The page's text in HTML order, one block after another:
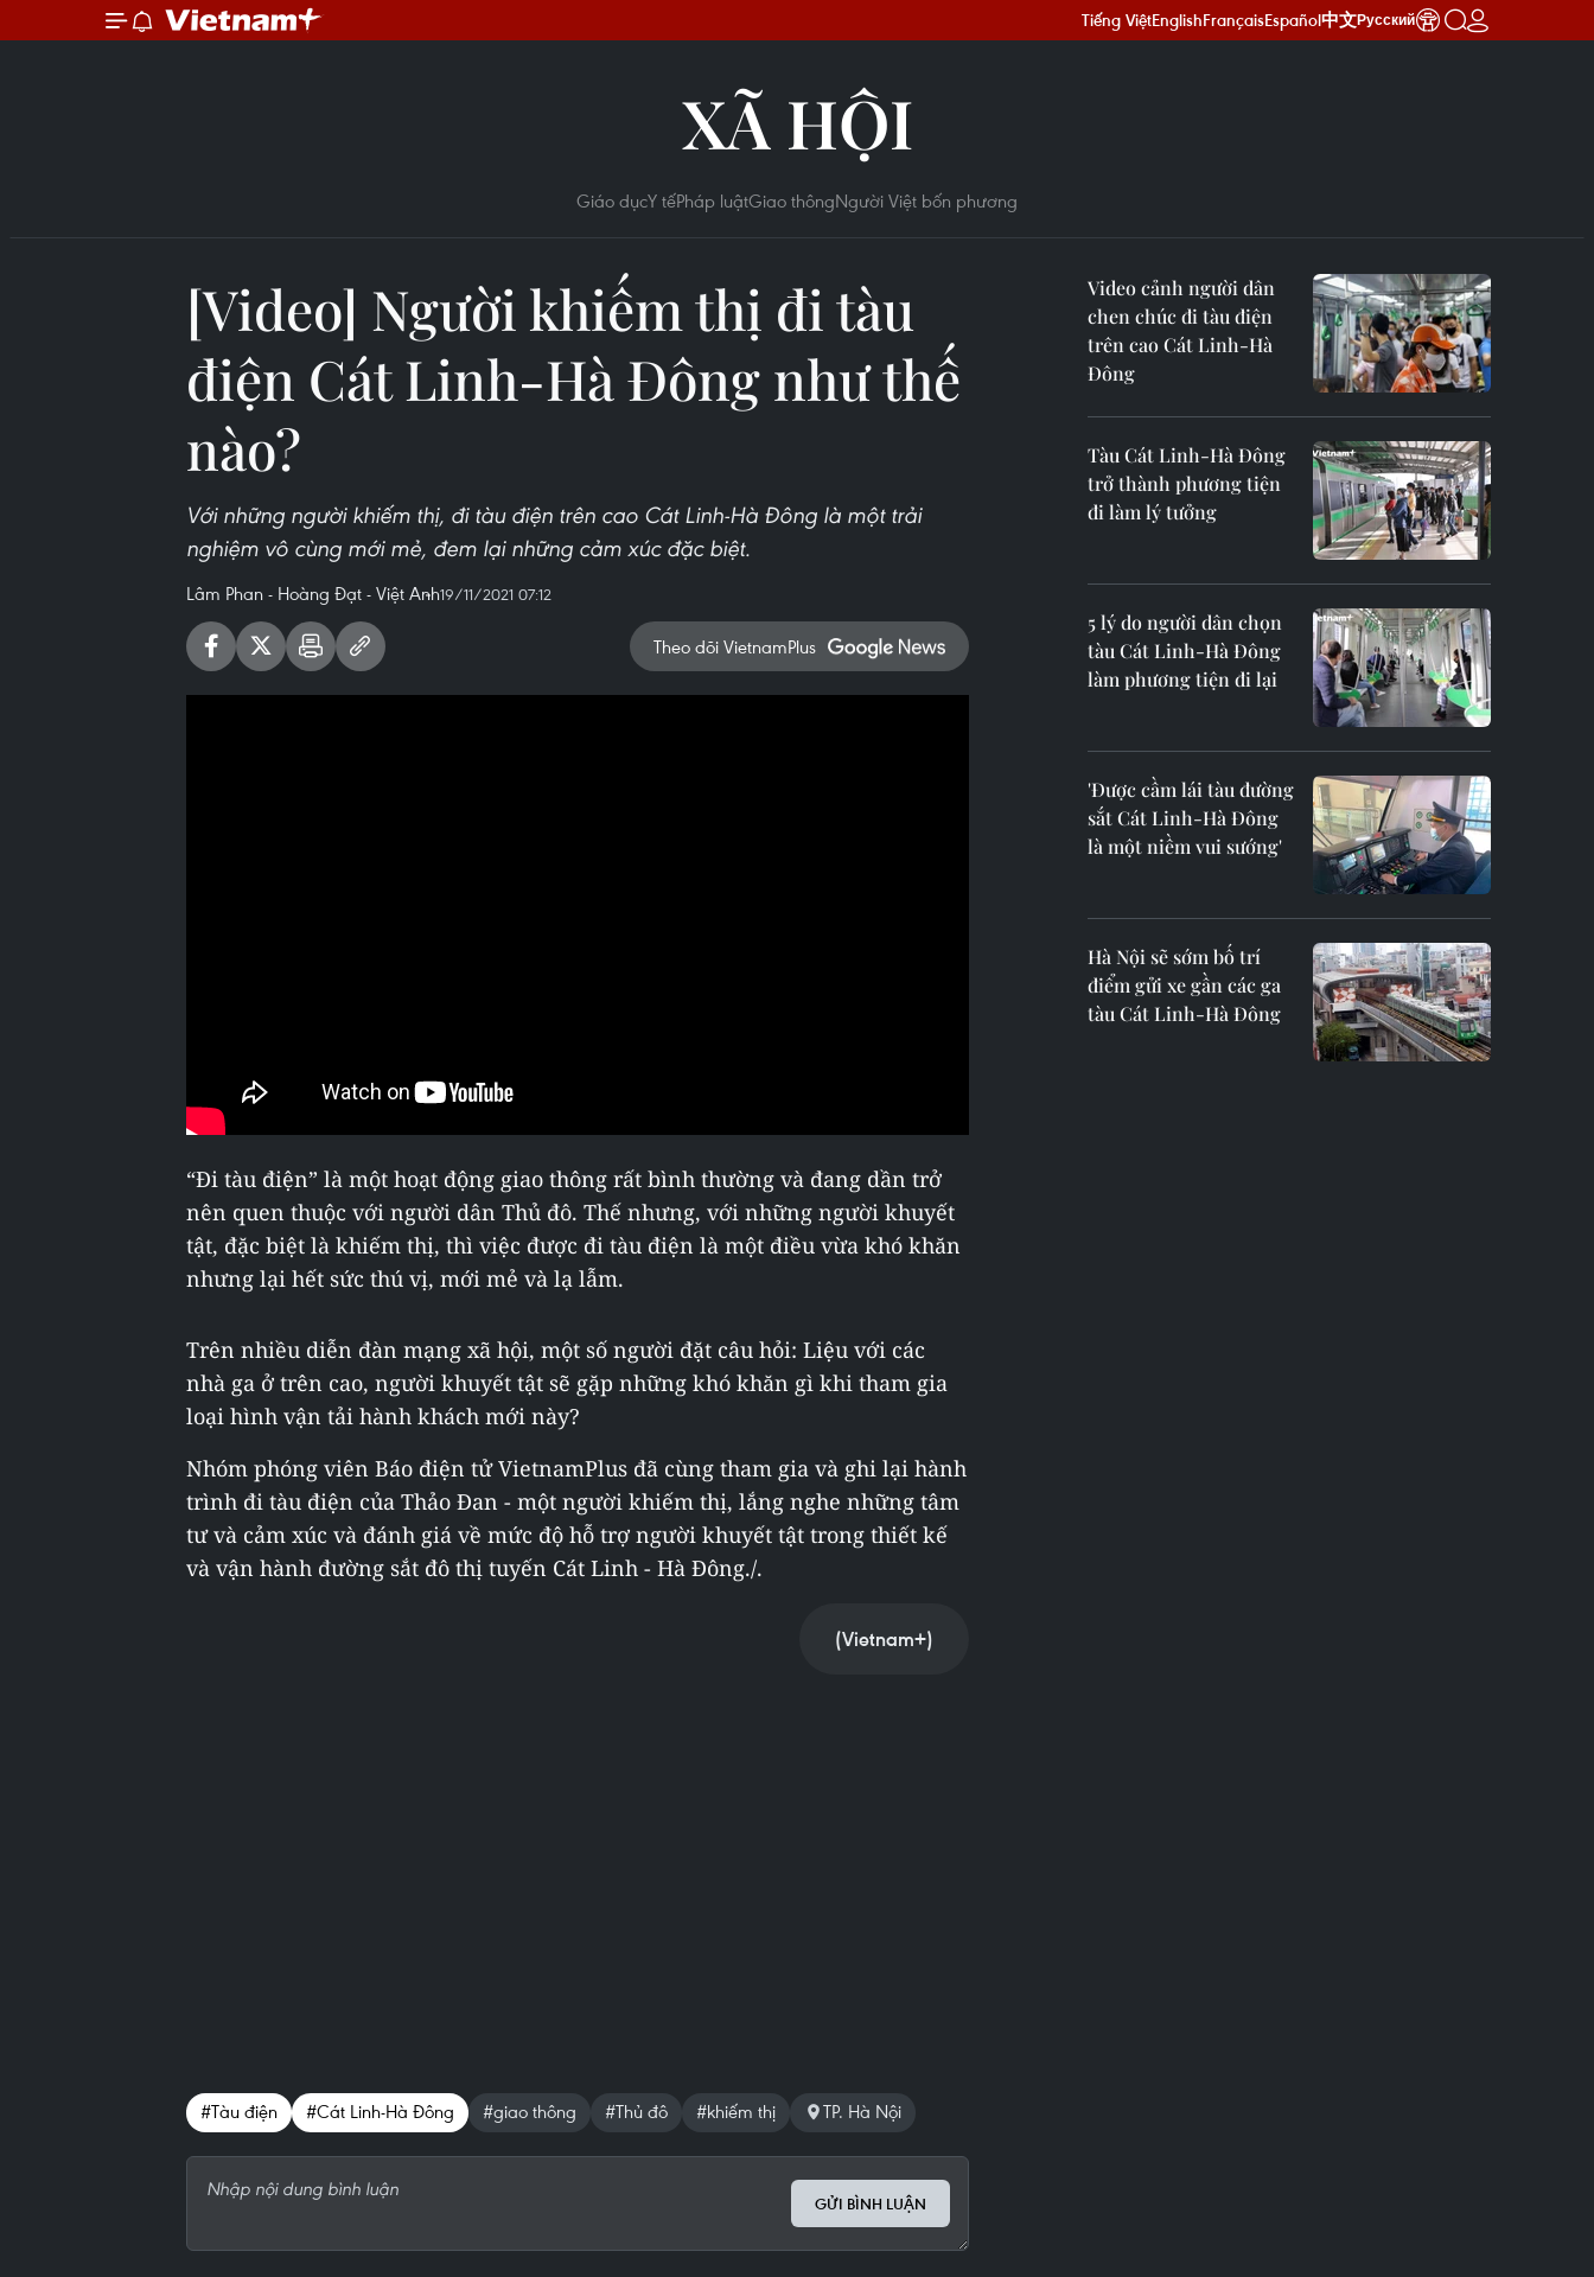
Tiếng ViệtEnglishFrançaisEspañol中文Русский
XÃ HỘI
Giáo dụcY tếPháp luậtGiao thôngNgười Việt bốn phương
[Video] Người khiếm thị đi tàu
điện Cát Linh-Hà Đông như thế
nào?
Với những người khiếm thị, đi tàu điện trên cao Cát Linh-Hà Đông là một trải
nghiệm vô cùng mới mẻ, đem lại những cảm xúc đặc biệt.
Lâm Phan - Hoàng Đạt - Việt Anh19/11/2021 07:12
Theo dõi VietnamPlus
“Đi tàu điện” là một hoạt động giao thông rất bình thường và đang dần trở
nên quen thuộc với người dân Thủ đô. Thế nhưng, với những người khuyết
tật, đặc biệt là khiếm thị, thì việc được đi tàu điện là một điều vừa khó khăn
nhưng lại hết sức thú vị, mới mẻ và lạ lẫm.
Trên nhiều diễn đàn mạng xã hội, một số người đặt câu hỏi: Liệu với các
nhà ga ở trên cao, người khuyết tật sẽ gặp những khó khăn gì khi tham gia
loại hình vận tải hành khách mới này?
Nhóm phóng viên Báo điện tử VietnamPlus đã cùng tham gia và ghi lại hành
trình đi tàu điện của Thảo Đan - một người khiếm thị, lắng nghe những tâm
tư và cảm xúc và đánh giá về mức độ hỗ trợ người khuyết tật trong thiết kế
và vận hành đường sắt đô thị tuyến Cát Linh - Hà Đông./.
(Vietnam+)
#Tàu điện #Cát Linh-Hà Đông #giao thông #Thủ đô #khiếm thị TP. Hà Nội
GỬI BÌNH LUẬN
Video cảnh người dân
chen chúc đi tàu điện
trên cao Cát Linh-Hà
Đông
Tàu Cát Linh-Hà Đông
trở thành phương tiện
đi làm lý tưởng
5 lý do người dân chọn
tàu Cát Linh-Hà Đông
làm phương tiện đi lại
'Được cầm lái tàu đường
sắt Cát Linh-Hà Đông
là một niềm vui sướng'
Hà Nội sẽ sớm bố trí
điểm gửi xe gần các ga
tàu Cát Linh-Hà Đông